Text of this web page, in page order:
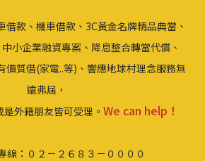
借款、機車借款、3C黃金名牌精品典當、
小企業融資專案、降息整合轉當代償、
價質借(家電..等)、響應地球村理念服務無
遠弗屆，
外籍朋友皆可受理。 We can help！
線：０２－２６８３－００００